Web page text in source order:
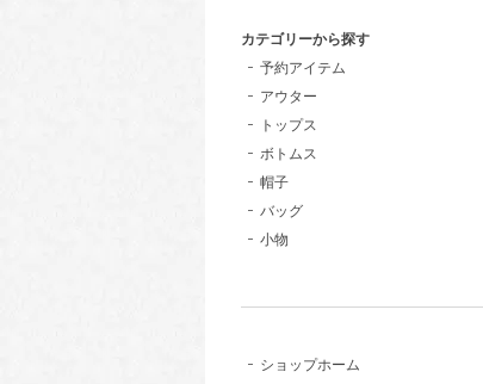
カテゴリーから探す
予約アイテム
アウター
トップス
ボトムス
帽子
バッグ
小物
ショップホーム